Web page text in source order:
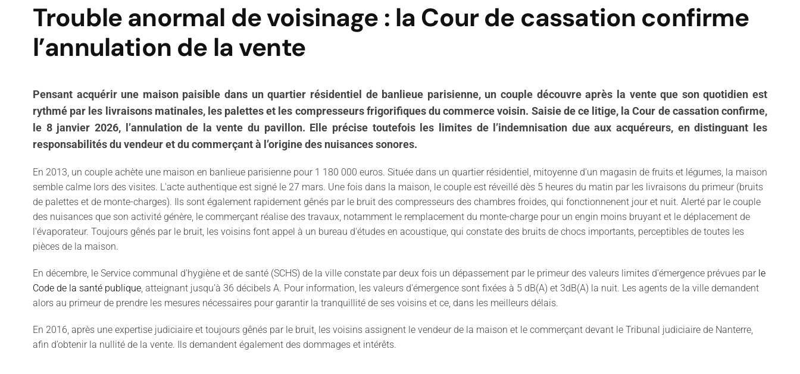
Trouble anormal de voisinage : la Cour de cassation confirme
l’annulation de la vente
Pensant acquérir une maison paisible dans un quartier résidentiel de banlieue parisienne, un couple découvre après la vente que son quotidien est
rythmé par les livraisons matinales, les palettes et les compresseurs frigorifiques du commerce voisin. Saisie de ce litige, la Cour de cassation confirme,
le 8 janvier 2026, l’annulation de la vente du pavillon. Elle précise toutefois les limites de l’indemnisation due aux acquéreurs, en distinguant les
responsabilités du vendeur et du commerçant à l’origine des nuisances sonores.
En 2013, un couple achète une maison en banlieue parisienne pour 1 180 000 euros. Située dans un quartier résidentiel, mitoyenne d'un magasin de fruits et légumes, la maison
semble calme lors des visites. L'acte authentique est signé le 27 mars. Une fois dans la maison, le couple est réveillé dès 5 heures du matin par les livraisons du primeur (bruits
de palettes et de monte-charges). Ils sont également rapidement gênés par le bruit des compresseurs des chambres froides, qui fonctionnenent jour et nuit. Alerté par le couple
des nuisances que son activité génère, le commerçant réalise des travaux, notamment le remplacement du monte-charge pour un engin moins bruyant et le déplacement de
l'évaporateur. Toujours gênés par le bruit, les voisins font appel à un bureau d'études en acoustique, qui constate des bruits de chocs importants, perceptibles de toutes les
pièces de la maison.
En décembre, le Service communal d'hygiène et de santé (SCHS) de la ville constate par deux fois un dépassement par le primeur des valeurs limites d'émergence prévues par le
Code de la santé publique, atteignant jusqu'à 36 décibels A. Pour information, les valeurs d'émergence sont fixées à 5 dB(A) et 3dB(A) la nuit. Les agents de la ville demandent
alors au primeur de prendre les mesures nécessaires pour garantir la tranquillité de ses voisins et ce, dans les meilleurs délais.
En 2016, après une expertise judiciaire et toujours gênés par le bruit, les voisins assignent le vendeur de la maison et le commerçant devant le Tribunal judiciaire de Nanterre,
afin d’obtenir la nullité de la vente. Ils demandent également des dommages et intérêts.